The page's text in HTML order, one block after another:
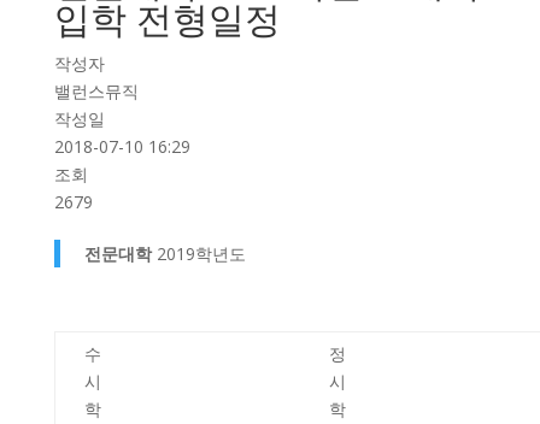
입학 전형일정
작성자
밸런스뮤직
작성일
2018-07-10 16:29
조회
2679
전문대학 2019학년도
수
시
학
정
시
학